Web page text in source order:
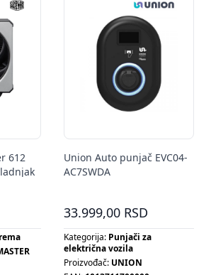
612
Union Auto punjač EVC04-
AC7SWDA
33.999,00 RSD
Kategorija: Punjači za
električna vozila
Proizvođač: UNION